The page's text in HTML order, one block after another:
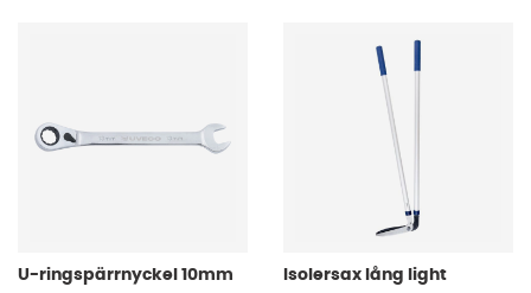
U-ringspärrnyckel 10mm Isolersax lång light